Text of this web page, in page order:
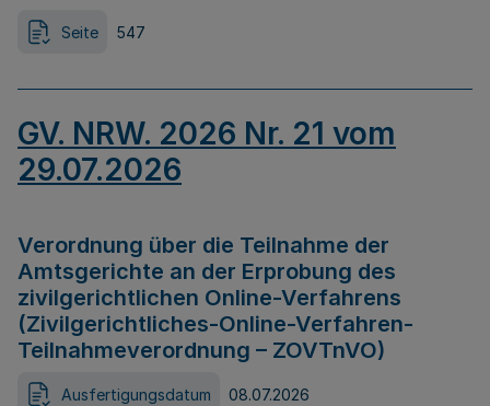
Seite 547
GV. NRW. 2026 Nr. 21 vom
29.07.2026
Verordnung über die Teilnahme der
Amtsgerichte an der Erprobung des
zivilgerichtlichen Online-Verfahrens
(Zivilgerichtliches-Online-Verfahren-
Teilnahmeverordnung – ZOVTnVO)
Ausfertigungsdatum 08.07.2026